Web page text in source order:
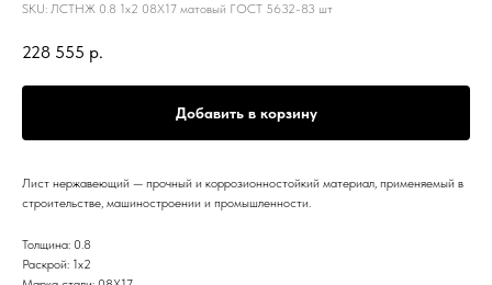
SKU: ЛСТНЖ 0.8 1х2 08Х17 матовый ГОСТ 5632-83 шт
228 555 р.
Добавить в корзину
Лист нержавеющий — прочный и коррозионностойкий материал, применяемый в
строительстве, машиностроении и промышленности.
Толщина: 0.8
Раскрой: 1х2